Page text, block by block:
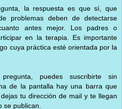
la respuesta es que sí, que
problemas deben de detectarse
antes mejor. Los padres o
en la terapia. Es importante
cuya práctica esté orientada por la
puedes suscribirte sin
de la pantalla hay una barra que
tu dirección de mail y te llegan
se publican.